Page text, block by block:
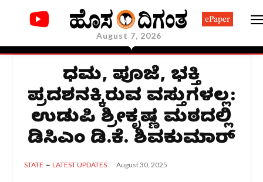
August 7, 2026
ePaper
ಧರ್ಮ, ಪೂಜೆ, ಭಕ್ತಿ
ಪ್ರದರ್ಶನಕ್ಕಿರುವ ವಸ್ತುಗಳಲ್ಲ:
ಉಡುಪಿ ಶ್ರೀಕೃಷ್ಣ ಮಠದಲ್ಲಿ
ಡಿಸಿಎಂ ಡಿ.ಕೆ. ಶಿವಕುಮಾರ್
STATE LATEST UPDATES August 30, 2025